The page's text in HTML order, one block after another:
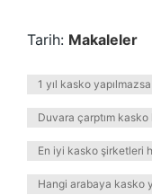
Tarih: Makaleler
1 yıl kasko
Duvara çarptım kasko
En iyi kasko şirketleri
Hangi arabaya kasko